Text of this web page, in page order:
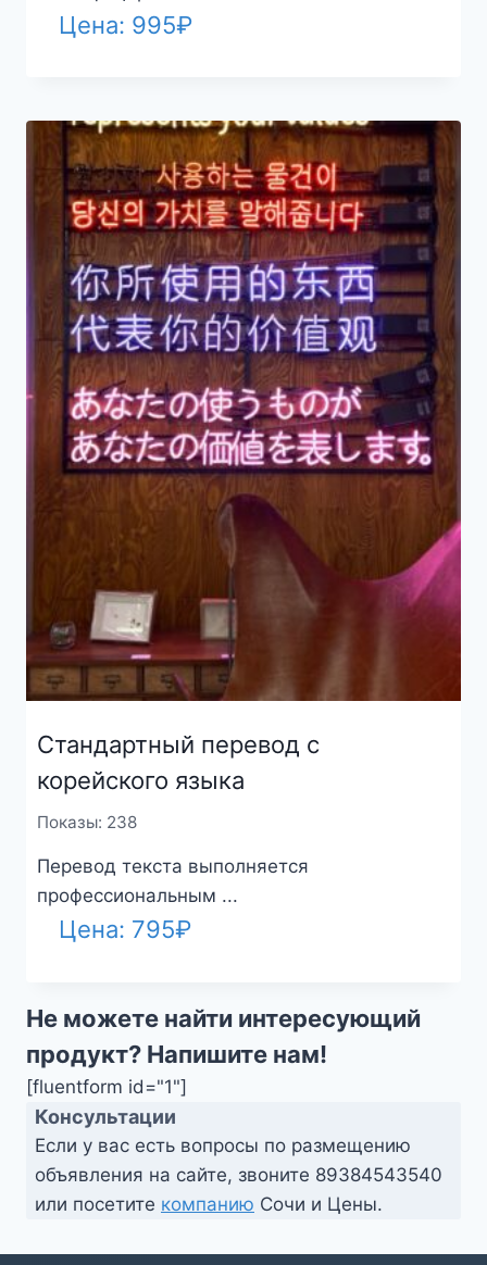
Цена: 995₽
Стандартный перевод с
корейского языка
Показы: 238
Перевод текста выполняется
профессиональным ...
Цена: 795₽
Не можете найти интересующий
продукт? Напишите нам!
[fluentform id="1"]
Консультации
Если у вас есть вопросы по размещению
объявления на сайте, звоните 89384543540
или посетите компанию Сочи и Цены.